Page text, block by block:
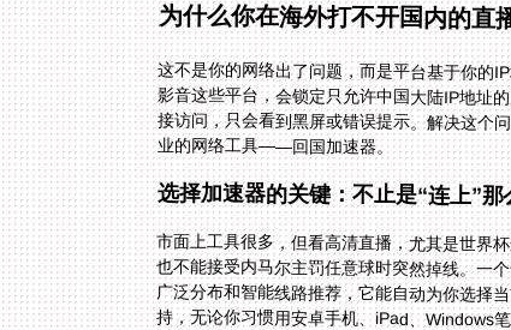
为什么你在海外打不开国内的直
这不是你的网络出了问题，而是平台基于你的
影音这些平台，会锁定只允许中国大陆IP地址
接访问，只会看到黑屏或错误提示。解决这个
业的网络工具——回国加速器。
选择加速器的关键：不止是“连上”那
市面上工具很多，但看高清直播，尤其是世界
也不能接受内马尔主罚任意球时突然掉线。一
广泛分布和智能线路推荐，它能自动为你选择
持，无论你习惯用安卓手机、iPad、Windows